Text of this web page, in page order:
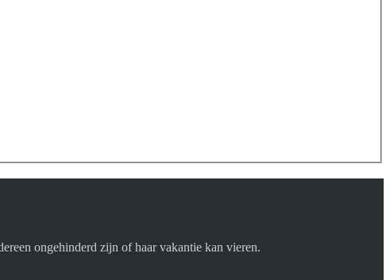
ongehinderd zijn of haar vakantie kan vieren.